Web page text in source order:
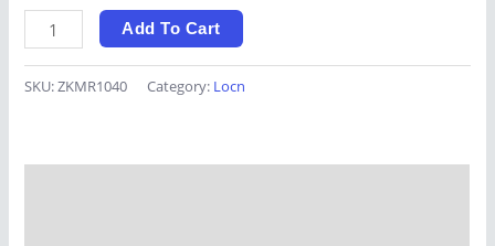
Kaca
Mobil
Banjarpanji
Add To Cart
SKU:ZKMR1040 Category: Locn